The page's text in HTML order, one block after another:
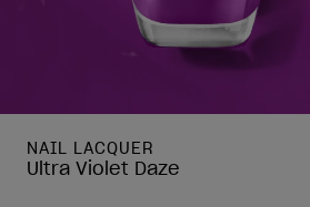
NAIL LACQUER
Ultra Violet Daze